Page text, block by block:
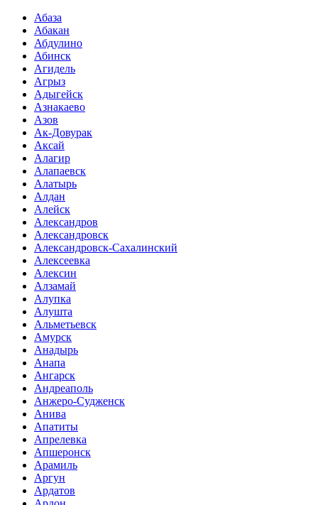
Абаза
Абакан
Абдулино
Абинск
Агидель
Агрыз
Адыгейск
Азнакаево
Азов
Ак-Довурак
Аксай
Алагир
Алапаевск
Алатырь
Алдан
Алейск
Александров
Александровск
Александровск-Сахалинский
Алексеевка
Алексин
Алзамай
Алупка
Алушта
Альметьевск
Амурск
Анадырь
Анапа
Ангарск
Андреаполь
Анжеро-Судженск
Анива
Апатиты
Апрелевка
Апшеронск
Арамиль
Аргун
Ардатов